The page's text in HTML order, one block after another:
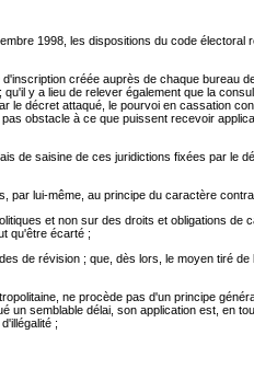
1998, les dispositions du code
créée auprès de chaque bureau
y a lieu de relever également que la
décret attaqué, le pourvoi en cassation
obstacle à ce que puissent recevoir
de saisine de ces juridictions fixées par le
par lui-même, au principe du caractère
et non sur des droits et obligations de
qu'être écarté ;
de révision ; que, dès lors, le moyen tiré
ne procède pas d'un principe
semblable délai, son application est, en
;